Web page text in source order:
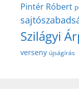
Pintér Róbert
Szilágyi
verseny újságírás